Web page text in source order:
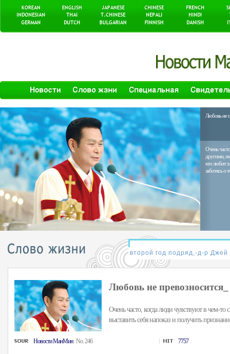
Любовь не
Очень
другими,
кто любит
заботясь о
Любовь не
Очень часто, когда люди чувствуют в чем-
выставить себя напоказ и получить
Hовости MанMинNo. 246 7757